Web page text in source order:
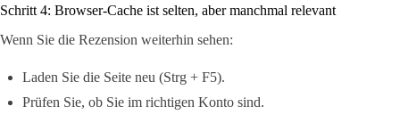
Schritt 4: Browser-Cache ist selten, aber manchmal relevant
Wenn Sie die Rezension weiterhin sehen:
Laden Sie die Seite neu (Strg + F5).
Prüfen Sie, ob Sie im richtigen Konto sind.